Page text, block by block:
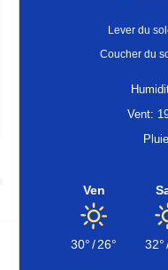
Lever du
Coucher du
Vent:
Ven
30°/26° 32°